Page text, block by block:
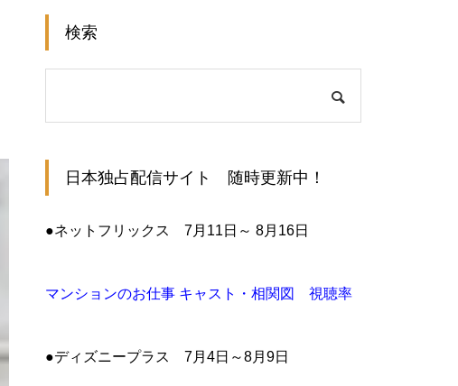
検索
日本独占配信サイト 随時更新中！
●ネットフリックス 7月11日～ 8月16日
マンションのお仕事 キャスト・相関図 視聴率
●ディズニープラス 7月4日～8月9日